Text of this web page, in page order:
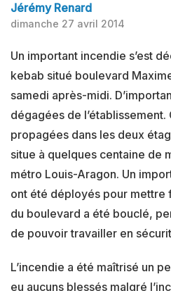
Jérémy Renard
dimanche 27 avril 2014
Un important incendie s’est
kebab situé boulevard
samedi après-midi.
dégagées de
propagées dans les deux
situe à quelques centaine de
métro Louis-Aragon. Un
ont été déployés pour mettre
du boulevard a été bouclé,
de pouvoir travailler en
L’incendie a été maîtrisé un
eu aucuns blessés malgré